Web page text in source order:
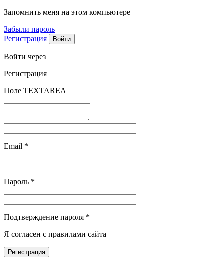
Запомнить меня на этом компьютере
Забыли пароль
Регистрация
Войти через
Регистрация
Поле TEXTAREA
Email *
Пароль *
Подтверждение пароля *
Я согласен с правилами сайта